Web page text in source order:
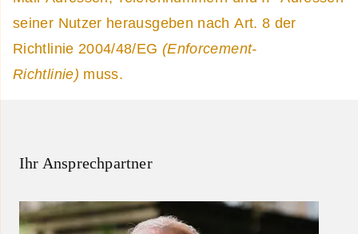
seiner Nutzer herausgeben nach Art. 8 der
Richtlinie 2004/48/EG (Enforcement-
Richtlinie) muss.
Ihr Ansprechpartner